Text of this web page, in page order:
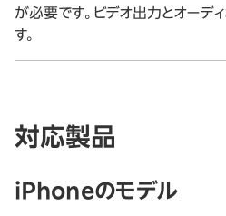
が必要です。ビデオ出力とオーデ
す。
対応製品
iPhoneのモデル